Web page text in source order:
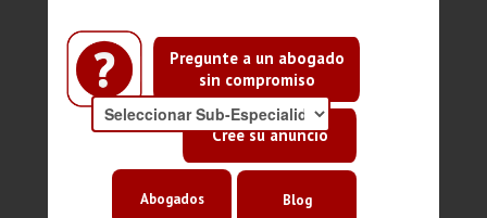
Pregunte a un abogado
sin compromiso
Cree su anuncio
Abogados Blog